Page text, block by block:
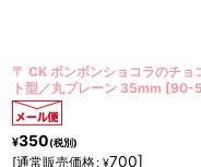
〒 CK ボンボンショコラのチョ
ト型／ベーキングカップ
5605]
¥350(税別)